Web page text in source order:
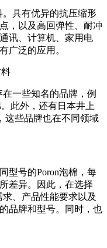
具有优异的抗压缩形
，以及高回弹性、耐冲
讯、计算机、家用电
广泛的应用。
一些知名的品牌，例
此外，还有日本井上
这些品牌也在不同领域
型号的Poron泡棉，每
差异。因此，在选择
、产品性能要求以及
品牌和型号。同时，也